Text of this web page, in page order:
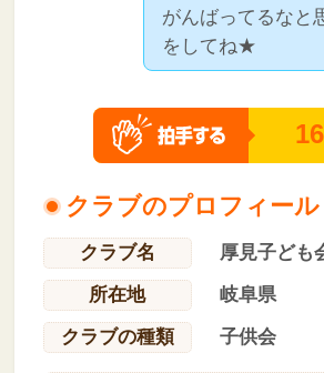
がんばってるなと
をしてね★
クラブのプロフィール
クラブ名
厚見子ども
所在地
岐阜県
クラブの種類
子供会